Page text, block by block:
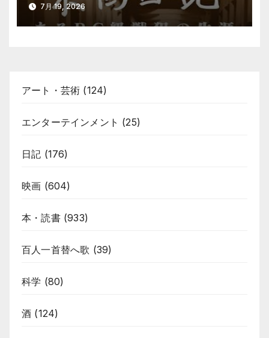
7月 19, 2026
アート・芸術 (124)
エンターテインメント (25)
日記 (176)
映画 (604)
本・読書(933)
百人一首替へ歌 (39)
科学 (80)
酒 (124)